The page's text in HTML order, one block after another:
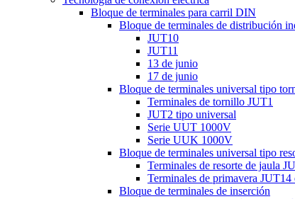
Bloque de terminales para carril DIN
Bloque de terminales de distribución
JUT10
JUT11
13 de junio
17 de junio
Bloque de terminales universal tipo
Terminales de tornillo JUT1
JUT2 tipo universal
Serie UUT 1000V
Serie UUK 1000V
Bloque de terminales universal tipo
Terminales de resorte de jaula
Terminales de primavera JUT14
Bloque de terminales de inserción